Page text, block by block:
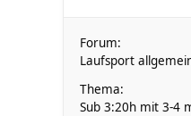
Forum:
Laufsport
Thema:
Sub 3:20h mit 3-4